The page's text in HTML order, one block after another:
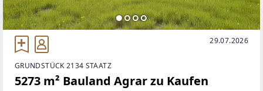
29.07.2026
GRUNDSTÜCK 2134 STAATZ
5273 m² Bauland Agrar zu Kaufen